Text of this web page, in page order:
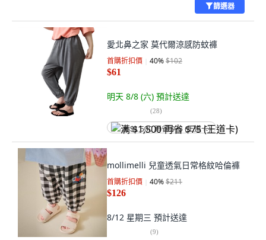
篩選器
愛北鼻之家 莫代爾涼感防蚊褲
首購折扣價 40%$102
$61
明天 8/8 (六) 預計送達
(28)
满 $1,500 再省 $75 (王道卡)
mollimelli 兒童透氣日常格紋哈倫褲
首購折扣價 40%$211
$126
8/12 星期三 預計送達
(9)